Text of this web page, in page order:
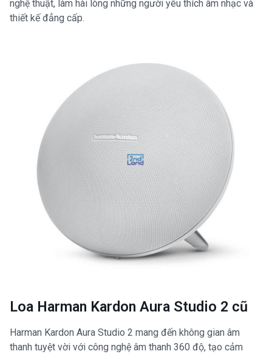
nghệ thuật, làm hài lòng những người yêu thích âm nhạc và
thiết kế đẳng cấp.
Loa Harman Kardon Aura Studio 2 cũ
Harman Kardon Aura Studio 2 mang đến không gian âm
thanh tuyệt vời với công nghệ âm thanh 360 độ, tạo cảm